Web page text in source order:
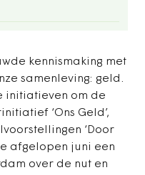
kennismaking met
samenleving: geld.
initiatieven om de
‘Ons Geld’,
‘Door
afgelopen juni een
over de nut en